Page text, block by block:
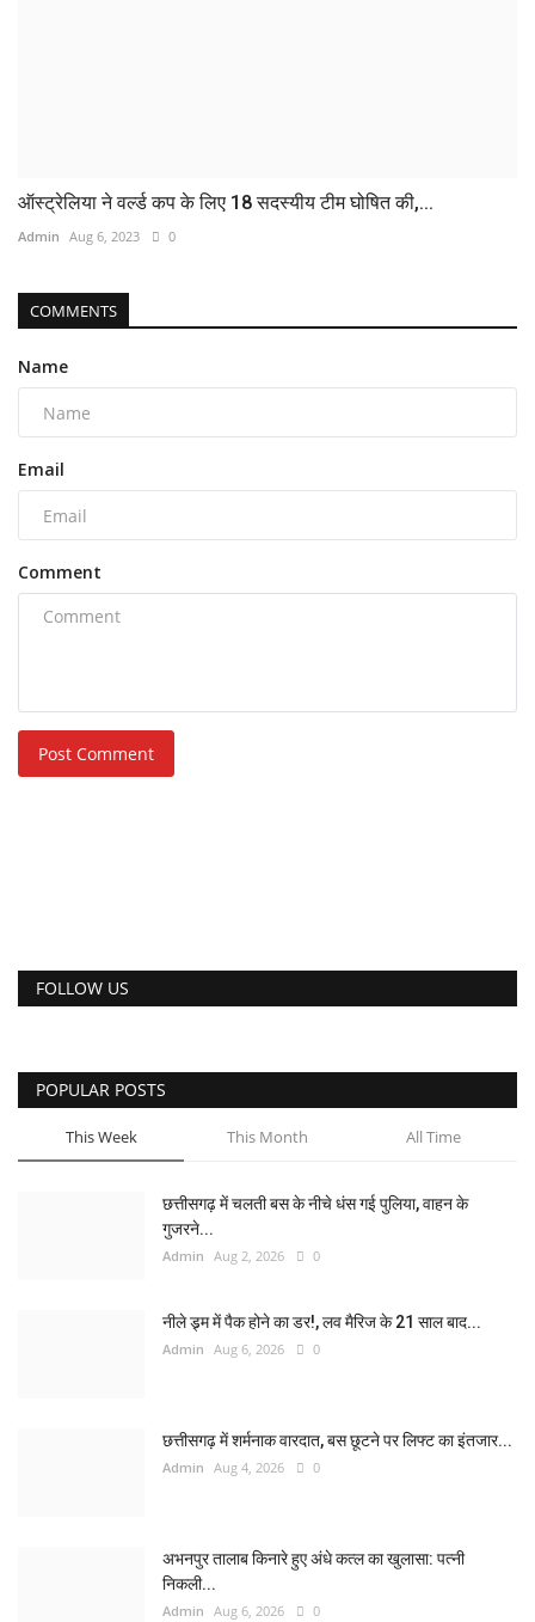
ऑस्ट्रेलिया ने वर्ल्ड कप के लिए 18 सदस्यीय टीम घोषित की,...
Admin Aug 6, 2023 0
COMMENTS
Name
Email
Comment
Post Comment
FOLLOW US
POPULAR POSTS
This Week This Month All Time
छत्तीसगढ़ में चलती बस के नीचे धंस गई पुलिया, वाहन के
गुजरने...
Admin Aug 2, 2026 0
नीले ड्र्म में पैक होने का डर!, लव मैरिज के 21 साल बाद...
Admin Aug 6, 2026 0
छत्तीसगढ़ में शर्मनाक वारदात, बस छूटने पर लिफ्ट का इंतजार...
Admin Aug 4, 2026 0
अभनपुर तालाब किनारे हुए अंधे कत्ल का खुलासा: पत्नी
निकली...
Admin Aug 6, 2026 0